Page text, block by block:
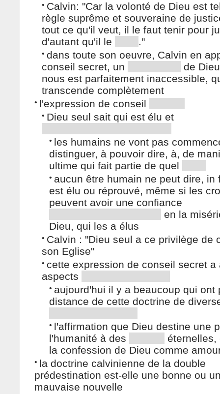
• Calvin: "Car la volonté de Dieu est
règle suprême et souveraine de
tout ce qu'il veut, il le faut tenir pour
d'autant qu'il le
."
• dans toute son oeuvre, Calvin en
conseil secret, un
de
nous est parfaitement inaccessible,
transcende complètement
• l'expression de conseil
• Dieu seul sait qui est élu et
• les humains ne vont pas
distinguer, à pouvoir dire, à, de
ultime qui fait partie de quel
• aucun être humain ne peut dire, in
est élu ou réprouvé, même si les
peuvent avoir une confiance
en la
Dieu, qui les a élus
• Calvin : "Dieu seul a ce privilège de
son Eglise"
• cette expression de conseil secret a
aspects
• aujourd'hui il y a beaucoup qui ont
distance de cette doctrine de
• l'affirmation que Dieu destine une
l'humanité à des
éternelles,
la confession de Dieu comme
• la doctrine calvinienne de la double
prédestination est-elle une bonne ou
mauvaise nouvelle